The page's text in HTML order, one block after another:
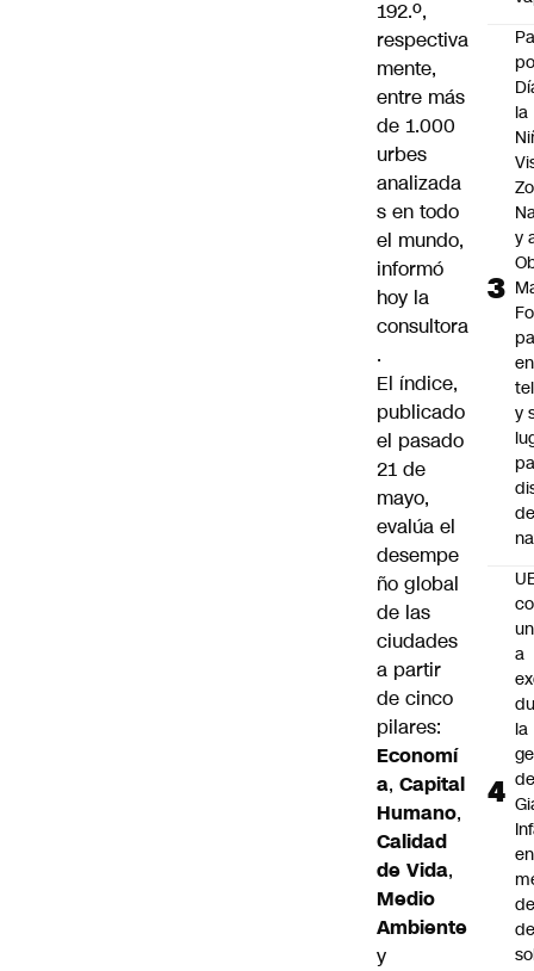
192.º,
respectiva
mente,
entre más
de 1.000
urbes
analizada
s en todo
el mundo,
informó
hoy la
consultora
.
El índice,
publicado
el pasado
21 de
mayo,
evalúa el
desempe
ño global
de las
ciudades
a partir
de cinco
pilares:
Economí
a, Capital
Humano,
Calidad
de Vida,
Medio
Ambiente
y
la
y
en
y
a
la
de
en
de